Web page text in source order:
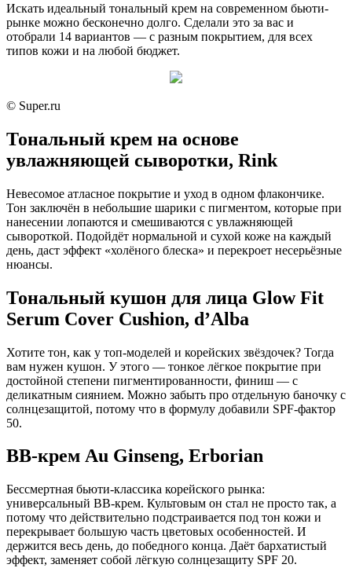
Искать идеальный тональный крем на современном бьюти-
рынке можно бесконечно долго. Сделали это за вас и
отобрали 14 вариантов — с разным покрытием, для всех
типов кожи и на любой бюджет.
© Super.ru
Тональный крем на основе
увлажняющей сыворотки, Rink
Невесомое атласное покрытие и уход в одном флакончике.
Тон заключён в небольшие шарики с пигментом, которые при
нанесении лопаются и смешиваются с увлажняющей
сывороткой. Подойдёт нормальной и сухой коже на каждый
день, даст эффект «холёного блеска» и перекроет несерьёзные
нюансы.
Тональный кушон для лица Glow Fit
Serum Cover Cushion, d’Alba
Хотите тон, как у топ-моделей и корейских звёздочек? Тогда
вам нужен кушон. У этого — тонкое лёгкое покрытие при
достойной степени пигментированности, финиш — с
деликатным сиянием. Можно забыть про отдельную баночку с
солнцезащитой, потому что в формулу добавили SPF-фактор
50.
BB-крем Au Ginseng, Erborian
Бессмертная бьюти-классика корейского рынка:
универсальный BB-крем. Культовым он стал не просто так, а
потому что действительно подстраивается под тон кожи и
перекрывает большую часть цветовых особенностей. И
держится весь день, до победного конца. Даёт бархатистый
эффект, заменяет собой лёгкую солнцезащиту SPF 20.